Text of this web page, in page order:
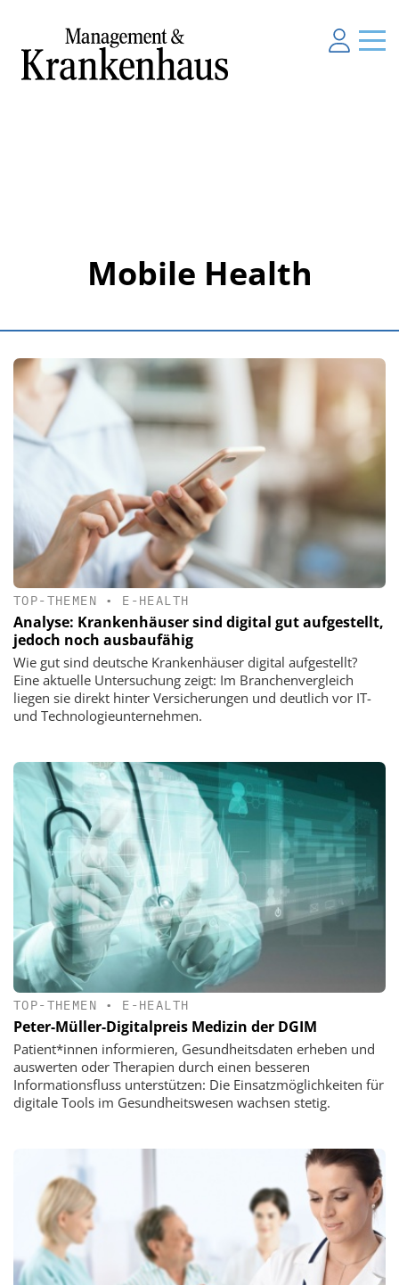
Mobile Health
TOP-THEMEN • E-HEALTH
Analyse: Krankenhäuser sind digital gut aufgestellt,
jedoch noch ausbaufähig
Wie gut sind deutsche Krankenhäuser digital aufgestellt?
Eine aktuelle Untersuchung zeigt: Im Branchenvergleich
liegen sie direkt hinter Versicherungen und deutlich vor IT-
und Technologieunternehmen.
TOP-THEMEN • E-HEALTH
Peter-Müller-Digitalpreis Medizin der DGIM
Patient*innen informieren, Gesundheitsdaten erheben und
auswerten oder Therapien durch einen besseren
Informationsfluss unterstützen: Die Einsatzmöglichkeiten für
digitale Tools im Gesundheitswesen wachsen stetig.